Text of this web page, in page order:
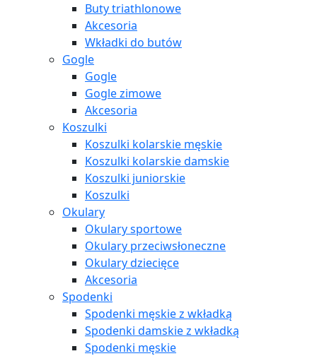
Buty triathlonowe
Akcesoria
Wkładki do butów
Gogle
Gogle
Gogle zimowe
Akcesoria
Koszulki
Koszulki kolarskie męskie
Koszulki kolarskie damskie
Koszulki juniorskie
Koszulki
Okulary
Okulary sportowe
Okulary przeciwsłoneczne
Okulary dziecięce
Akcesoria
Spodenki
Spodenki męskie z wkładką
Spodenki damskie z wkładką
Spodenki męskie